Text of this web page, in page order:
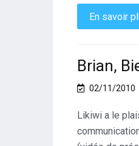
En savoir
Brian,
02/11/2010
Likiwi a le